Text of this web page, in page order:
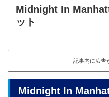
Midnight In
ット
記事内に広告
Midnight In